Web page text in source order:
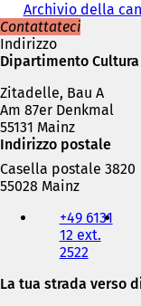
Archivio della
Contattateci
Indirizzo
Dipartimento Cultura
Zitadelle, Bau A
Am 87er Denkmal
55131 Mainz
Indirizzo postale
Casella postale 3820
55028 Mainz
mail
+49 6131
12 ext.
2522
La tua strada verso